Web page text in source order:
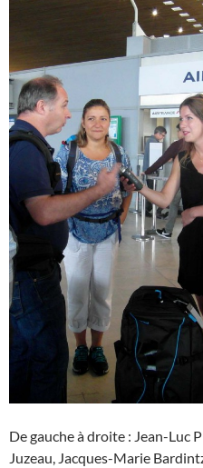
De gauche à droite : Jean-Luc
Juzeau, Jacques-Marie